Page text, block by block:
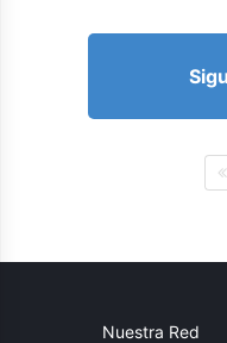
Nuestra Red